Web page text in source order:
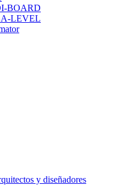
BOARD
LEVEL
y diseñadores